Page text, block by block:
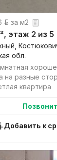
р. за м2
этаж 2 из 5
обл.
на разные
квартира
Добавить к